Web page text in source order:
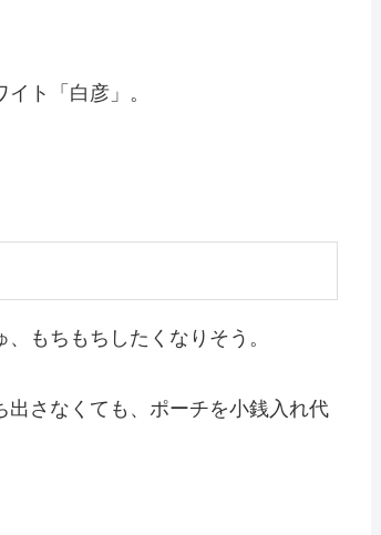
ト「白彦」。
もちもちしたくなりそう。
さなくても、ポーチを小銭入れ代